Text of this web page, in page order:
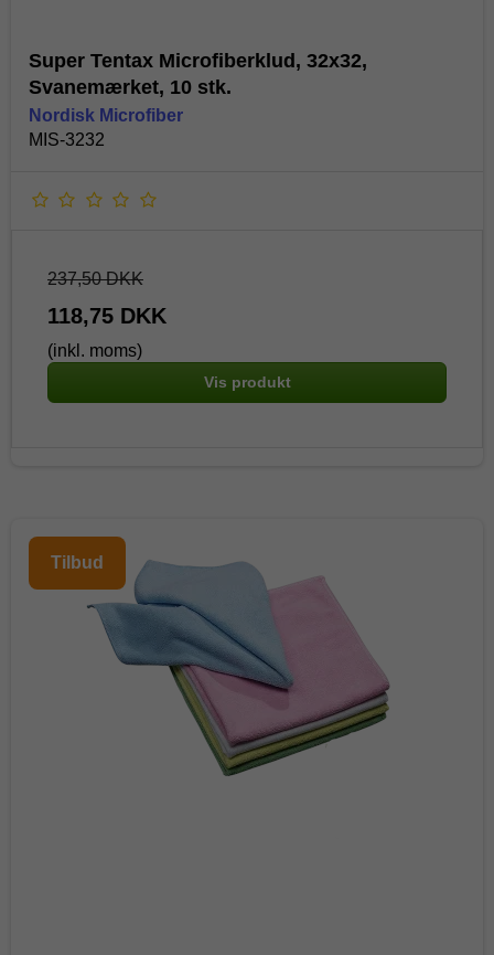
Super Tentax Microfiberklud, 32x32,
Svanemærket, 10 stk.
Nordisk Microfiber
MIS-3232
237,50 DKK
118,75 DKK
(inkl. moms)
Vis produkt
Tilbud